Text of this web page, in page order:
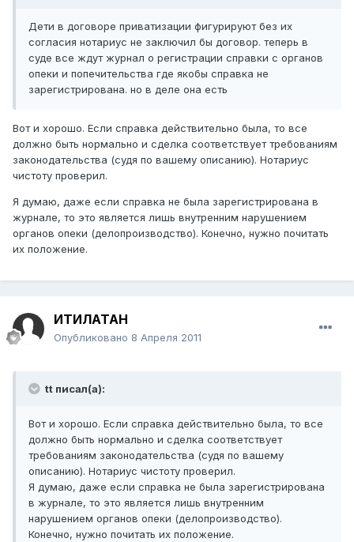
Дети в договоре приватизации фигурируют без их
согласия нотариус не заключил бы договор. теперь в
суде все ждут журнал о регистрации справки с органов
опеки и попечительства где якобы справка не
зарегистрирована. но в деле она есть
Вот и хорошо. Если справка действительно была, то все
должно быть нормально и сделка соответствует требованиям
законодательства (судя по вашему описанию). Нотариус
чистоту проверил.
Я думаю, даже если справка не была зарегистрирована в
журнале, то это является лишь внутренним нарушением
органов опеки (делопроизводство). Конечно, нужно почитать
их положение.
ИТИЛАТАН
Опубликовано 8 Апреля 2011
tt писал(а):
Вот и хорошо. Если справка действительно была, то все
должно быть нормально и сделка соответствует
требованиям законодательства (судя по вашему
описанию). Нотариус чистоту проверил.
Я думаю, даже если справка не была зарегистрирована
в журнале, то это является лишь внутренним
нарушением органов опеки (делопроизводство).
Конечно, нужно почитать их положение.